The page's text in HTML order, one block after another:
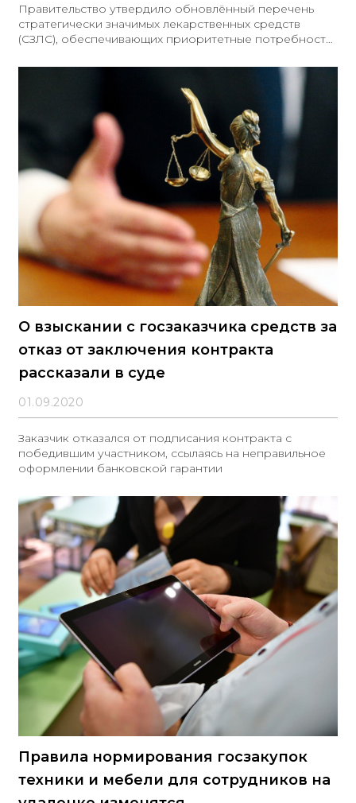
Правительство утвердило обновлённый перечень
стратегически значимых лекарственных средств
(СЗЛС), обеспечивающих приоритетные потребности
заболеваний. Распоряжение подписал Председатель
Правительства Михаил Мишустин; одновременно
утратили силу аналогичные перечни 2010 и 2020
годов.В новый список включено 206 наименований
О взыскании с госзаказчика средств за
отказ от заключения контракта
рассказали в суде
01.09.2020
Заказчик отказался от подписания контракта с
победившим участником, ссылаясь на неправильное
оформлении банковской гарантии
Правила нормирования госзакупок
техники и мебели для сотрудников на